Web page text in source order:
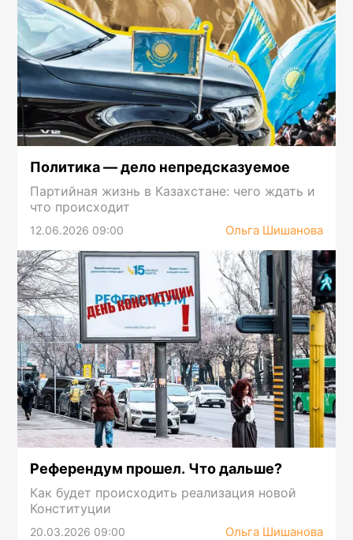
Политика — дело непредсказуемое
Партийная жизнь в Казахстане: чего ждать и
что происходит
12.06.2026 09:00 Ольга Шишанова
Референдум прошел. Что дальше?
Как будет происходить реализация новой
Конституции
20.03.2026 09:00 Ольга Шишанова